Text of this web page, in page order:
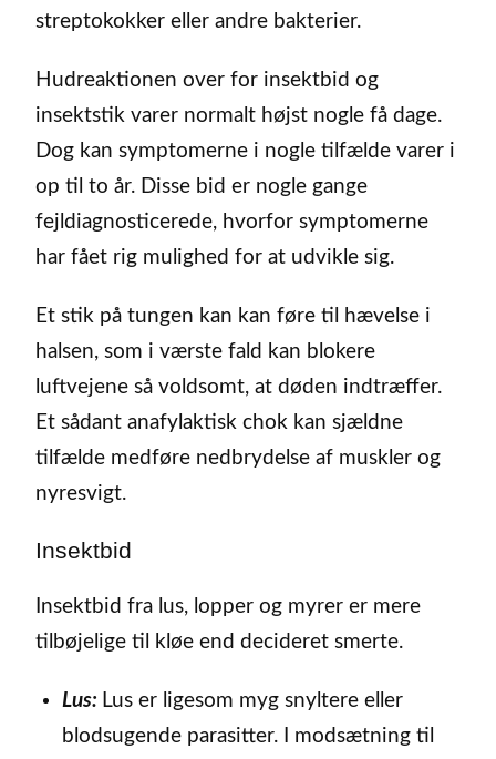
streptokokker eller andre bakterier.
Hudreaktionen over for insektbid og
insektstik varer normalt højst nogle få dage.
Dog kan symptomerne i nogle tilfælde varer i
op til to år. Disse bid er nogle gange
fejldiagnosticerede, hvorfor symptomerne
har fået rig mulighed for at udvikle sig.
Et stik på tungen kan kan føre til hævelse i
halsen, som i værste fald kan blokere
luftvejene så voldsomt, at døden indtræffer.
Et sådant anafylaktisk chok kan sjældne
tilfælde medføre nedbrydelse af muskler og
nyresvigt.
Insektbid
Insektbid fra lus, lopper og myrer er mere
tilbøjelige til kløe end decideret smerte.
Lus: Lus er ligesom myg snyltere eller
blodsugende parasitter. I modsætning til